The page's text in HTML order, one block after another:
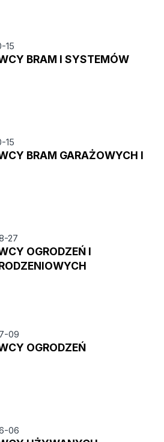
15
BRAM I SYSTEMÓW
15
BRAM GARAŻOWYCH I
27
OGRODZEŃ I
09
OGRODZEŃ
06